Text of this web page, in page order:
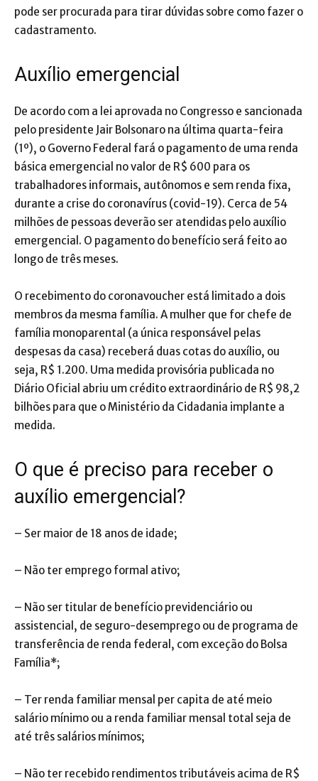
pode ser procurada para tirar dúvidas sobre como fazer o
cadastramento.
Auxílio emergencial
De acordo com a lei aprovada no Congresso e sancionada
pelo presidente Jair Bolsonaro na última quarta-feira
(1º), o Governo Federal fará o pagamento de uma renda
básica emergencial no valor de R$ 600 para os
trabalhadores informais, autônomos e sem renda fixa,
durante a crise do coronavírus (covid-19). Cerca de 54
milhões de pessoas deverão ser atendidas pelo auxílio
emergencial. O pagamento do benefício será feito ao
longo de três meses.
O recebimento do coronavoucher está limitado a dois
membros da mesma família. A mulher que for chefe de
família monoparental (a única responsável pelas
despesas da casa) receberá duas cotas do auxílio, ou
seja, R$ 1.200. Uma medida provisória publicada no
Diário Oficial abriu um crédito extraordinário de R$ 98,2
bilhões para que o Ministério da Cidadania implante a
medida.
O que é preciso para receber o
auxílio emergencial?
– Ser maior de 18 anos de idade;
– Não ter emprego formal ativo;
– Não ser titular de benefício previdenciário ou
assistencial, de seguro-desemprego ou de programa de
transferência de renda federal, com exceção do Bolsa
Família*;
– Ter renda familiar mensal per capita de até meio
salário mínimo ou a renda familiar mensal total seja de
até três salários mínimos;
– Não ter recebido rendimentos tributáveis acima de R$